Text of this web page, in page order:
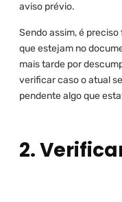
aviso prévio.
Sendo assim, é
que estejam no
mais tarde por
verificar caso o atual
pendente algo que
2.